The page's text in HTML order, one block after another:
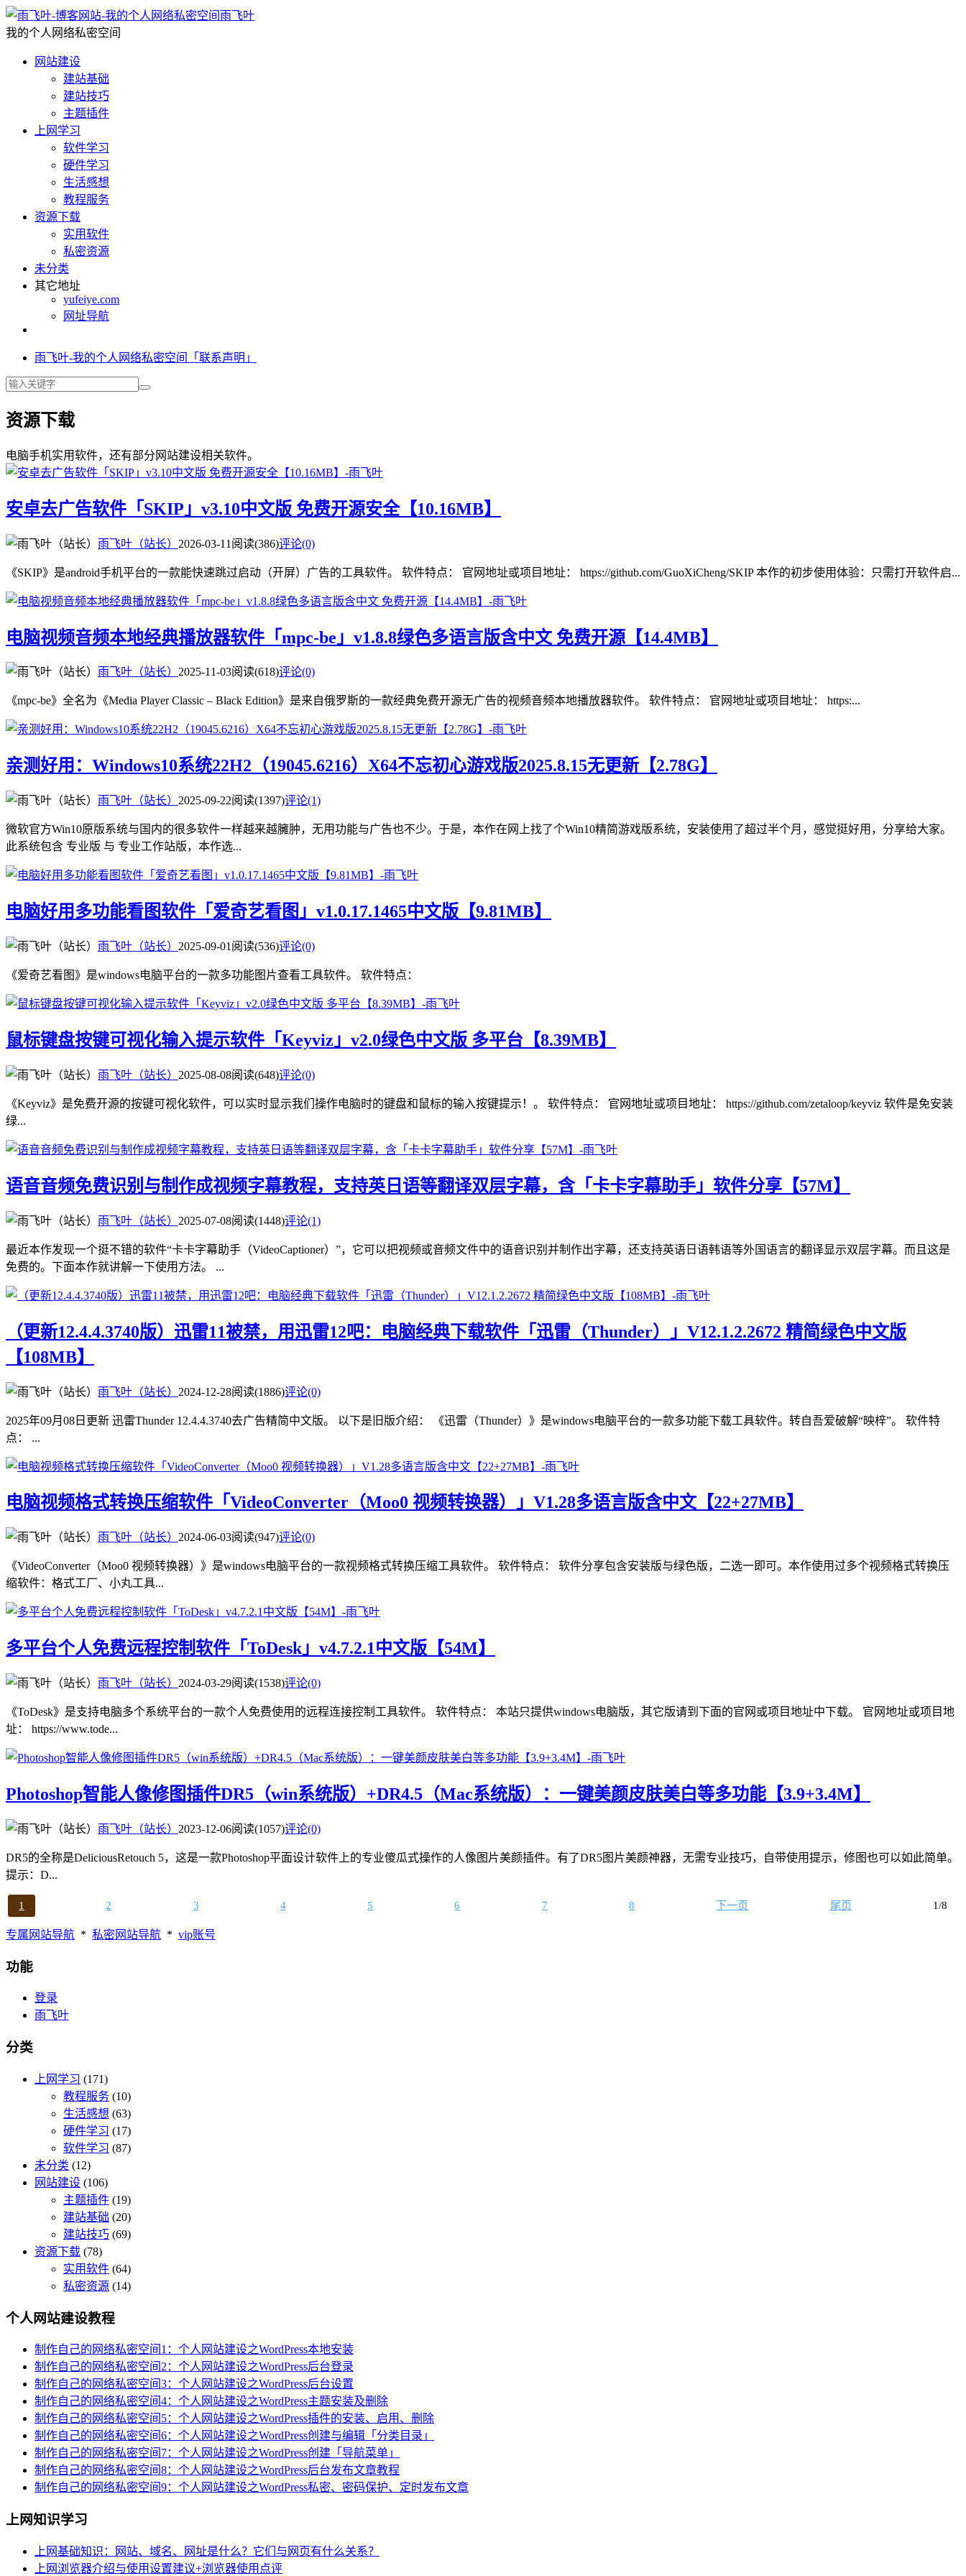
雨飞叶
我的个人网络私密空间
网站建设
建站基础
建站技巧
主题插件
上网学习
软件学习
硬件学习
生活感想
教程服务
资源下载
实用软件
私密资源
未分类
其它地址
yufeiye.com
网址导航
雨飞叶-我的个人网络私密空间「联系声明」
资源下载
电脑手机实用软件，还有部分网站建设相关软件。
安卓去广告软件「SKIP」v3.10中文版 免费开源安全【10.16MB】
雨飞叶（站长） 2026-03-11 阅读(386)评论(0)
《SKIP》是android手机平台的一款能快速跳过启动（开屏）广告的工具软件。 软件特点： 官网地址或项目地址： https://github.com/GuoXiCheng/SKIP 本作的初步使用体验：只需打开软件启...
电脑视频音频本地经典播放器软件「mpc-be」v1.8.8绿色多语言版含中文 免费开源【14.4MB】
雨飞叶（站长） 2025-11-03阅读(618)评论(0)
《mpc-be》全名为《Media Player Classic – Black Edition》是来自俄罗斯的一款经典免费开源无广告的视频音频本地播放器软件。 软件特点： 官网地址或项目地址： https:...
亲测好用：Windows10系统22H2（19045.6216）X64不忘初心游戏版2025.8.15无更新【2.78G】
雨飞叶（站长） 2025-09-22阅读(1397)评论(1)
微软官方Win10原版系统与国内的很多软件一样越来越臃肿，无用功能与广告也不少。于是，本作在网上找了个Win10精简游戏版系统，安装使用了超过半个月，感觉挺好用，分享给大家。
此系统包含 专业版 与 专业工作站版，本作选...
电脑好用多功能看图软件「爱奇艺看图」v1.0.17.1465中文版【9.81MB】
雨飞叶（站长） 2025-09-01 阅读(536)评论(0)
《爱奇艺看图》是windows电脑平台的一款多功能图片查看工具软件。 软件特点：
鼠标键盘按键可视化输入提示软件「Keyviz」v2.0绿色中文版 多平台【8.39MB】
雨飞叶（站长） 2025-08-08阅读(648)评论(0)
《Keyviz》是免费开源的按键可视化软件，可以实时显示我们操作电脑时的键盘和鼠标的输入按键提示！。 软件特点： 官网地址或项目地址： https://github.com/zetaloop/keyviz 软件是免安装
绿...
语音音频免费识别与制作成视频字幕教程，支持英日语等翻译双层字幕，含「卡卡字幕助手」软件分享【57M】
雨飞叶（站长） 2025-07-08阅读(1448)评论(1)
最近本作发现一个挺不错的软件“卡卡字幕助手（VideoCaptioner）”，它可以把视频或音频文件中的语音识别并制作出字幕，还支持英语日语韩语等外国语言的翻译显示双层字幕。而且这是
免费的。下面本作就讲解一下使用方法。 ...
（更新12.4.4.3740版）迅雷11被禁，用迅雷12吧：电脑经典下载软件「迅雷（Thunder）」V12.1.2.2672 精简绿色中文版
【108MB】
雨飞叶（站长） 2024-12-28阅读(1886)评论(0)
2025年09月08日更新 迅雷Thunder 12.4.4.3740去广告精简中文版。 以下是旧版介绍： 《迅雷（Thunder）》是windows电脑平台的一款多功能下载工具软件。转自吾爱破解“映梓”。 软件特
点： ...
电脑视频格式转换压缩软件「VideoConverter（Moo0 视频转换器）」V1.28多语言版含中文【22+27MB】
雨飞叶（站长） 2024-06-03阅读(947)评论(0)
《VideoConverter（Moo0 视频转换器）》是windows电脑平台的一款视频格式转换压缩工具软件。 软件特点： 软件分享包含安装版与绿色版，二选一即可。本作使用过多个视频格式转换压
缩软件：格式工厂、小丸工具...
多平台个人免费远程控制软件「ToDesk」v4.7.2.1中文版【54M】
雨飞叶（站长） 2024-03-29阅读(1538)评论(0)
《ToDesk》是支持电脑多个系统平台的一款个人免费使用的远程连接控制工具软件。 软件特点： 本站只提供windows电脑版，其它版请到下面的官网或项目地址中下载。 官网地址或项目地
址： https://www.tode...
Photoshop智能人像修图插件DR5（win系统版）+DR4.5（Mac系统版）：一键美颜皮肤美白等多功能【3.9+3.4M】
雨飞叶（站长） 2023-12-06阅读(1057)评论(0)
DR5的全称是DeliciousRetouch 5，这是一款Photoshop平面设计软件上的专业傻瓜式操作的人像图片美颜插件。有了DR5图片美颜神器，无需专业技巧，自带使用提示，修图也可以如此简单。
提示：D...
1 2 3 4 5 6 7 8 下一页 尾页 1/8
专属网站导航 * 私密网站导航 * vip账号
功能
登录
雨飞叶
分类
上网学习 (171)
教程服务 (10)
生活感想 (63)
硬件学习 (17)
软件学习 (87)
未分类 (12)
网站建设 (106)
主题插件 (19)
建站基础 (20)
建站技巧 (69)
资源下载 (78)
实用软件 (64)
私密资源 (14)
个人网站建设教程
制作自己的网络私密空间1：个人网站建设之WordPress本地安装
制作自己的网络私密空间2：个人网站建设之WordPress后台登录
制作自己的网络私密空间3：个人网站建设之WordPress后台设置
制作自己的网络私密空间4：个人网站建设之WordPress主题安装及删除
制作自己的网络私密空间5：个人网站建设之WordPress插件的安装、启用、删除
制作自己的网络私密空间6：个人网站建设之WordPress创建与编辑「分类目录」
制作自己的网络私密空间7：个人网站建设之WordPress创建「导航菜单」
制作自己的网络私密空间8：个人网站建设之WordPress后台发布文章教程
制作自己的网络私密空间9：个人网站建设之WordPress私密、密码保护、定时发布文章
上网知识学习
上网基础知识：网站、域名、网址是什么？它们与网页有什么关系？
上网浏览器介绍与使用设置建议+浏览器使用点评